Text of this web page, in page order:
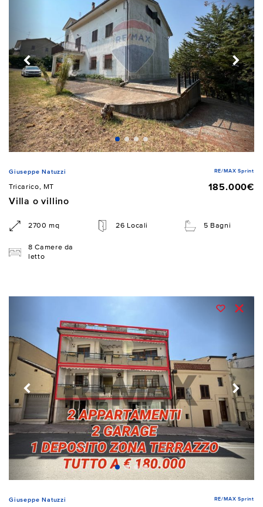
Giuseppe Natuzzi RE/MAX Sprint
Tricarico, MT
185.000€
Villa o villino
2700 mq 26 Locali 5 Bagni
8 Camere da
letto
Giuseppe Natuzzi RE/MAX Sprint